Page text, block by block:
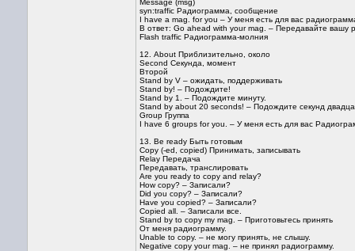
Message (msg)
syn:traffic Радиограмма, сообщение
I have a mag. for you – У меня есть для вас
В ответ: Go ahead with your mag. – Передавайте вашу
Flash traffic Радиограмма-молния
12. About Приблизительно, около
Second Секунда, момент
Второй
Stand by V – ожидать, поддерживать
Stand by! – Подождите!
Stand by 1. – Подождите минуту.
Stand by about 20 seconds! – Подождите секунд
Group Группа
I have 6 groups for you. – У меня есть для вас
13. Be ready Быть готовым
Copy (-ed, copied) Принимать, записывать
Relay Передача
Передавать, транслировать
Are you ready to copy and relay?
How copy? – Записали?
Did you copy? – Записали?
Have you copied? – Записали?
Copied all. – Записали все.
Stand by to copy my mag. – Приготовьтесь принять
От меня радиограмму.
Unable to copy. – не могу принять, не слышу.
Negative copy your mag. – не принял радиограмму.